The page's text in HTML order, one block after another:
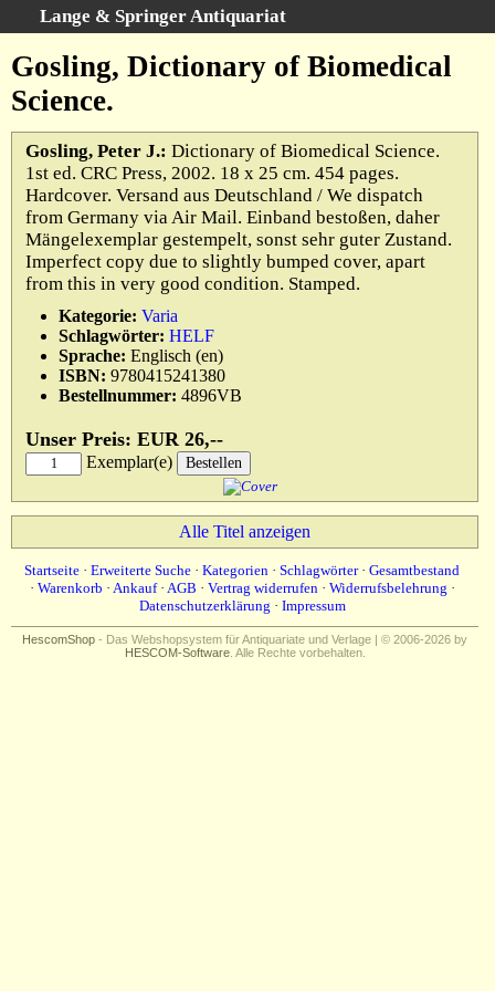
Lange & Springer Antiquariat
Startseite
Kategorien
Schlagwörter
Gesamtbestand
Warenkorb
Ankauf
AGB
Widerruf
Datenschutz
Impressum
Gosling, Dictionary of Biomedical
Science.
Gosling, Peter J.: Dictionary of Biomedical Science.
1st ed. CRC Press, 2002. 18 x 25 cm. 454 pages.
Hardcover. Versand aus Deutschland / We dispatch
from Germany via Air Mail. Einband bestoßen, daher
Mängelexemplar gestempelt, sonst sehr guter Zustand.
Imperfect copy due to slightly bumped cover, apart
from this in very good condition. Stamped.
Kategorie: Varia
Schlagwörter: HELF
Sprache: Englisch (en)
ISBN: 9780415241380
Bestellnummer: 4896VB
Unser Preis: EUR 26,--
Exemplar(e)
Alle Titel anzeigen
Startseite · Erweiterte Suche · Kategorien · Schlagwörter· Gesamtbestand
· Warenkorb · Ankauf· AGB · Vertrag widerrufen· Widerrufsbelehrung ·
Datenschutzerklärung · Impressum
HescomShop - Das Webshopsystem für Antiquariate und Verlage | © 2006-2026 by
HESCOM-Software. Alle Rechte vorbehalten.